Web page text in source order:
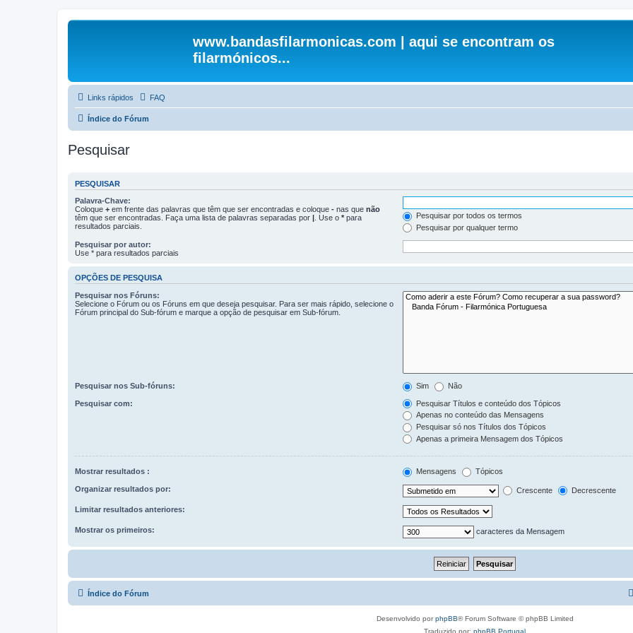
www.bandasfilarmonicas.com | aqui se encontram os
filarmónicos...
Links rápidos FAQ
Índice do Fórum
Pesquisar
PESQUISAR
Palavra-Chave:
Coloque + em frente das palavras que têm que ser encontradas e coloque - nas que não
têm que ser encontradas. Faça uma lista de palavras separadas por | . Use o * para
resultados parciais.
Pesquisar por todos os termos
Pesquisar por qualquer termo
Pesquisar por autor:
Use * para resultados parciais
OPÇÕES DE PESQUISA
Pesquisar nos Fóruns:
Selecione o Fórum ou os Fóruns em que deseja pesquisar. Para ser mais rápido, selecione o
Fórum principal do Sub-fórum e marque a opção de pesquisar em Sub-fórum.
Pesquisar nos Sub-fóruns: Sim Não
Pesquisar com:
Pesquisar Títulos e conteúdo dos Tópicos
Apenas no conteúdo das Mensagens
Pesquisar só nos Títulos dos Tópicos
Apenas a primeira Mensagem dos Tópicos
Mostrar resultados : Mensagens Tópicos
Organizar resultados por: Crescente Decrescente
Limitar resultados anteriores:
Mostrar os primeiros: caracteres da Mensagem
Índice do Fórum
Desenvolvido porphpBB® Forum Software © phpBB Limited
Traduzido por: phpBB Portugal